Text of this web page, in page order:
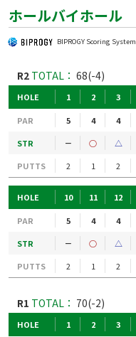
ホールバイホール
BIPROGY Scoring System
R2 TOTAL： 68(-4)
HOLE 1 2 3
PAR 5 4 4
STR
－ ○ △
PUTTS
2 1 2
HOLE 10 11 12
PAR 5 4 4
STR
－ ○ △
PUTTS
2 1 2
R1 TOTAL： 70(-2)
HOLE 1 2 3